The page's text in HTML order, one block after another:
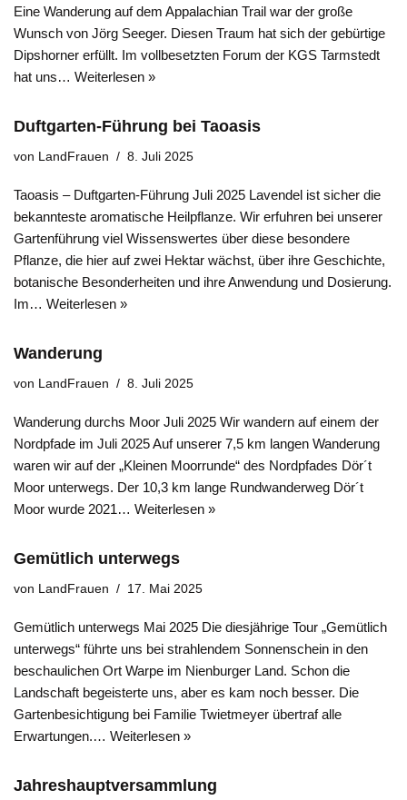
Eine Wanderung auf dem Appalachian Trail war der große
Wunsch von Jörg Seeger. Diesen Traum hat sich der gebürtige
Dipshorner erfüllt. Im vollbesetzten Forum der KGS Tarmstedt
hat uns… Weiterlesen »
Duftgarten-Führung bei Taoasis
von LandFrauen 8. Juli 2025
Taoasis – Duftgarten-Führung Juli 2025 Lavendel ist sicher die
bekannteste aromatische Heilpflanze. Wir erfuhren bei unserer
Gartenführung viel Wissenswertes über diese besondere
Pflanze, die hier auf zwei Hektar wächst, über ihre Geschichte,
botanische Besonderheiten und ihre Anwendung und Dosierung.
Im… Weiterlesen »
Wanderung
von LandFrauen 8. Juli 2025
Wanderung durchs Moor Juli 2025 Wir wandern auf einem der
Nordpfade im Juli 2025 Auf unserer 7,5 km langen Wanderung
waren wir auf der „Kleinen Moorrunde“ des Nordpfades Dör´t
Moor unterwegs. Der 10,3 km lange Rundwanderweg Dör´t
Moor wurde 2021… Weiterlesen »
Gemütlich unterwegs
von LandFrauen 17. Mai 2025
Gemütlich unterwegs Mai 2025 Die diesjährige Tour „Gemütlich
unterwegs“ führte uns bei strahlendem Sonnenschein in den
beschaulichen Ort Warpe im Nienburger Land. Schon die
Landschaft begeisterte uns, aber es kam noch besser. Die
Gartenbesichtigung bei Familie Twietmeyer übertraf alle
Erwartungen.… Weiterlesen »
Jahreshauptversammlung